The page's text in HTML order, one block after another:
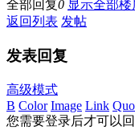
全部回复0 显示全部楼
返回列表 发帖
发表回复
高级模式
B Color Image Link
您需要登录后才可以